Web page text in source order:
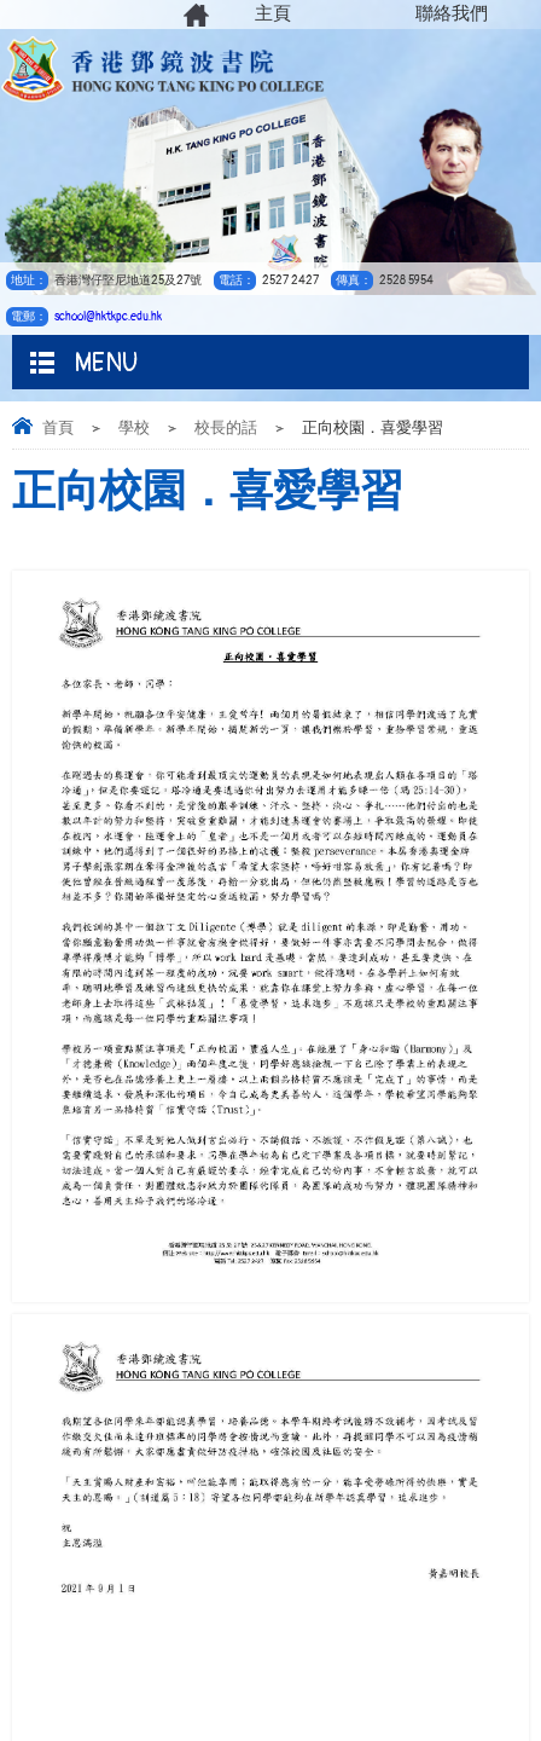
地址： 香港灣仔堅尼地道25及27號 電話： 2527 2427 傳真： 2528 5954
電郵： school@hktkpc.edu.hk
聯絡我們
主頁
MENU
首頁 > 學校 > 校長的話 > 正向校園．喜愛學習
正向校園．喜愛學習